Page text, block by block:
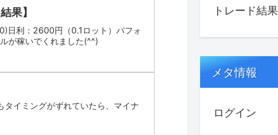
果】
日利：2600円（0.1ロット）パフォ
が稼いでくれました(^^)
イミングがずれていたら、マイナ
トレード結果
メタ情報
ログイン